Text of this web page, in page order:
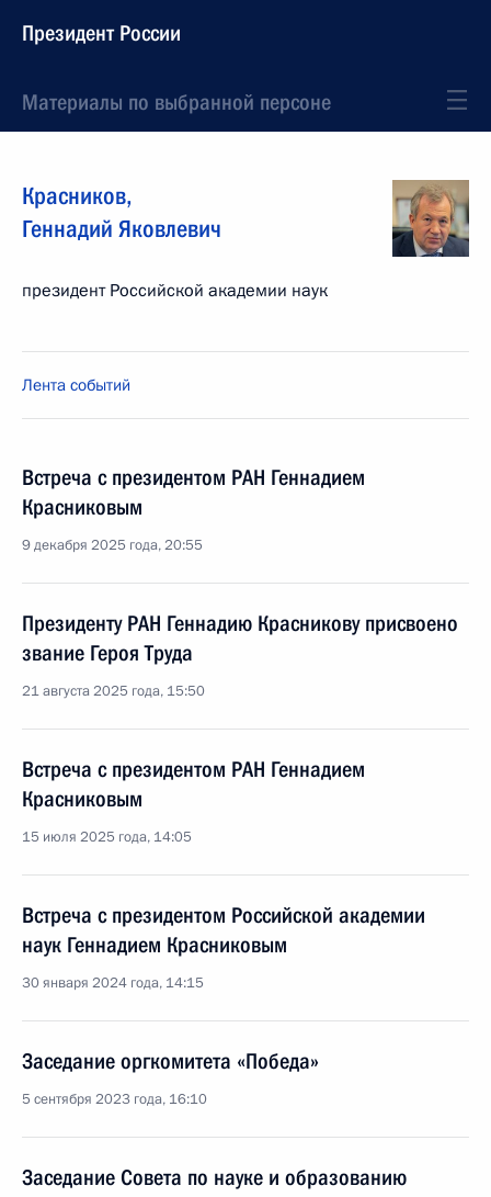
Президент России
Материалы по выбранной персоне
Красников,
Геннадий Яковлевич
президент Российской академии наук
Лента событий
Встреча с президентом РАН Геннадием
Красниковым
9 декабря 2025 года, 20:55
Президенту РАН Геннадию Красникову присвоено
звание Героя Труда
21 августа 2025 года, 15:50
Встреча с президентом РАН Геннадием
Красниковым
15 июля 2025 года, 14:05
Встреча с президентом Российской академии
наук Геннадием Красниковым
30 января 2024 года, 14:15
Заседание оргкомитета «Победа»
5 сентября 2023 года, 16:10
Заседание Совета по науке и образованию